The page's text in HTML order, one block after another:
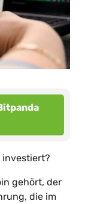
investiert?
gehört, der
die im